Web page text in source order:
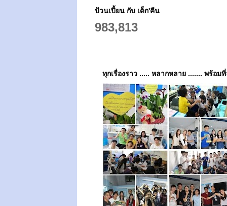
ป้วนเปี้ยน กับ เด็ก'คีน
983,813
ทุกเรื่องราว ..... หลากหลาย ....... พร้อม